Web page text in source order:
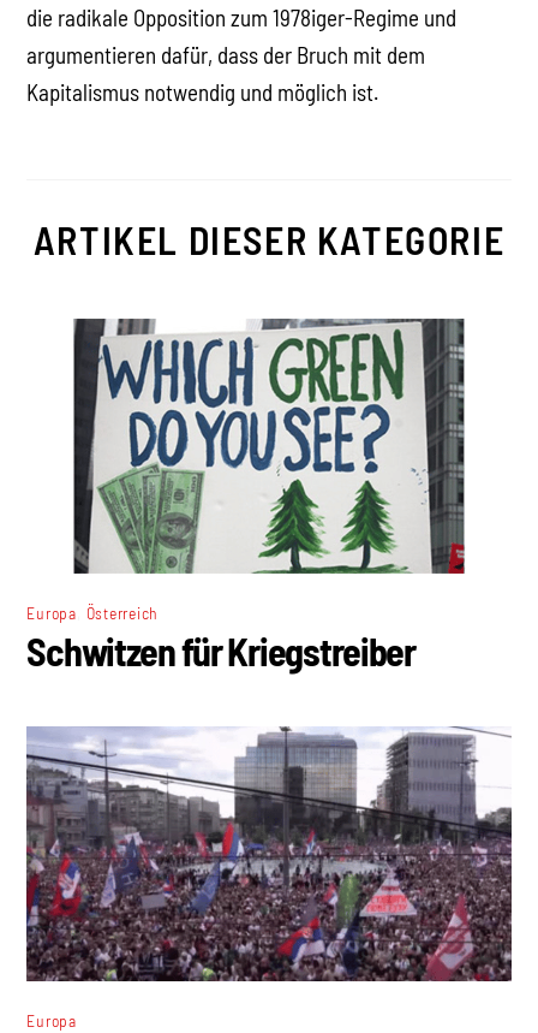
die radikale Opposition zum 1978iger-Regime und
argumentieren dafür, dass der Bruch mit dem
Kapitalismus notwendig und möglich ist.
ARTIKEL DIESER KATEGORIE
Europa Österreich
Schwitzen für Kriegstreiber
Europa